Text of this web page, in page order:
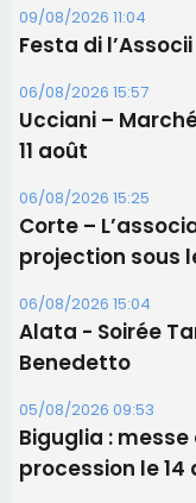
09/08/2026 11:04
Festa di
06/08/2026 15:57
Ucciani –
11 août
06/08/2026 15:25
Corte –
projection sous
06/08/2026 15:04
Alata - Soirée
Benedetto
05/08/2026 09:53
Biguglia :
procession le 14